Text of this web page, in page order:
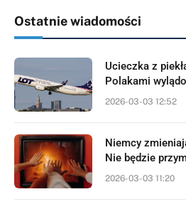
Ostatnie wiadomości
Ucieczka z
Polakami
2026-03-03 12:52
Niemcy
Nie będzie
2026-03-03 11:20